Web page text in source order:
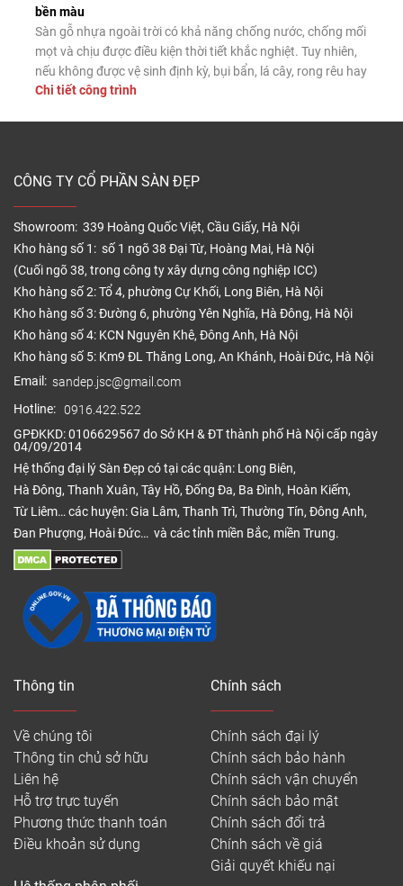
bền màu
Sàn gỗ nhựa ngoài trời có khả năng chống nước, chống mối
mọt và chịu được điều kiện thời tiết khắc nghiệt. Tuy nhiên,
nếu không được vệ sinh định kỳ, bụi bẩn, lá cây, rong rêu hay
dầu mỡ vẫn có thể tích tụ trên bề mặt, làm giảm tính thẩm
Chi tiết công trình
CÔNG TY CỔ PHẦN SÀN ĐẸP
Showroom: 339 Hoàng Quốc Việt, Cầu Giấy, Hà Nội
Kho hàng số 1: số 1 ngõ 38 Đại Từ, Hoàng Mai, Hà Nội
(Cuối ngõ 38, trong công ty xây dựng công nghiệp ICC)
Kho hàng số 2: Tổ 4, phường Cự Khối, Long Biên, Hà Nội
Kho hàng số 3: Đường 6, phường Yên Nghĩa, Hà Đông, Hà Nội
Kho hàng số 4: KCN Nguyên Khê, Đông Anh, Hà Nội
Kho hàng số 5: Km9 ĐL Thăng Long, An Khánh, Hoài Đức, Hà Nội
Email: sandep.jsc@gmail.com
Hotline: 0916.422.522
GPĐKKD: 0106629567 do Sở KH & ĐT thành phố Hà Nội cấp ngày
04/09/2014
Hệ thống đại lý Sàn Đẹp có tại các quận: Long Biên,
Hà Đông, Thanh Xuân, Tây Hồ, Đống Đa, Ba Đình, Hoàn Kiếm,
Từ Liêm… các huyện: Gia Lâm, Thanh Trì, Thường Tín, Đông Anh,
Đan Phượng, Hoài Đức… và các tỉnh miền Bắc, miền Trung.
Thông tin
Về chúng tôi
Thông tin chủ sở hữu
Liên hệ
Hỗ trợ trực tuyến
Phương thức thanh toán
Điều khoản sử dụng
Chính sách
Chính sách đại lý
Chính sách bảo hành
Chính sách vận chuyển
Chính sách bảo mật
Chính sách đổi trả
Chính sách về giá
Giải quyết khiếu nại